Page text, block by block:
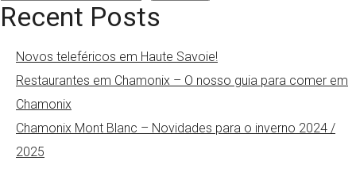
Recent Posts
Novos teleféricos em Haute Savoie!
Restaurantes em Chamonix – O nosso guia para comer em
Chamonix
Chamonix Mont Blanc – Novidades para o inverno 2024 /
2025